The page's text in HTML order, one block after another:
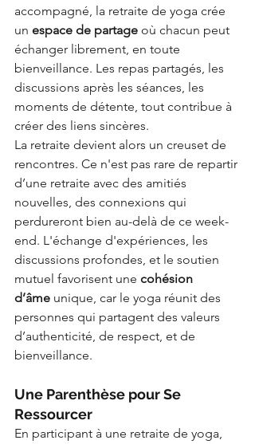
accompagné, la retraite de yoga crée
un espace de partage où chacun peut
échanger librement, en toute
bienveillance. Les repas partagés, les
discussions après les séances, les
moments de détente, tout contribue à
créer des liens sincères.
La retraite devient alors un creuset de
rencontres. Ce n'est pas rare de repartir
d’une retraite avec des amitiés
nouvelles, des connexions qui
perdureront bien au-delà de ce week-
end. L'échange d'expériences, les
discussions profondes, et le soutien
mutuel favorisent une cohésion
d’âme unique, car le yoga réunit des
personnes qui partagent des valeurs
d’authenticité, de respect, et de
bienveillance.
Une Parenthèse pour Se
Ressourcer
En participant à une retraite de yoga,